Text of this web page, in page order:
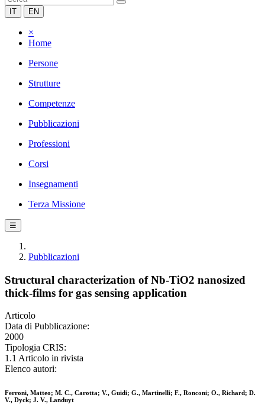
IT EN
×
Home
Persone
Strutture
Competenze
Pubblicazioni
Professioni
Corsi
Insegnamenti
Terza Missione
☰
Pubblicazioni
Structural characterization of Nb-TiO2 nanosized
thick-films for gas sensing application
Articolo
Data di Pubblicazione:
2000
Tipologia CRIS:
1.1 Articolo in rivista
Elenco autori:
Ferroni, Matteo; M. C., Carotta; V., Guidi; G., Martinelli; F., Ronconi; O., Richard; D.
V., Dyck; J. V., Landuyt